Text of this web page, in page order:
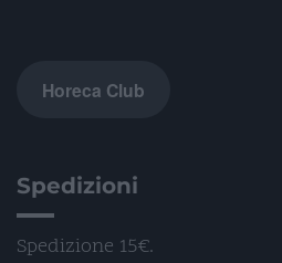
Horeca Club
Spedizioni
Spedizione 15€.